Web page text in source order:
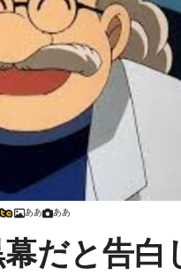
ああ ああ
だと告白